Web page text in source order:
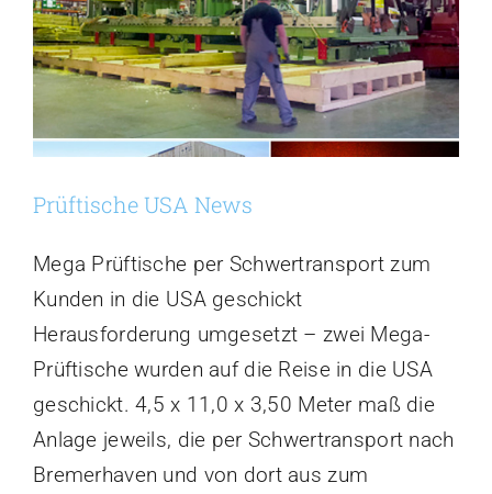
Prüftische USA News
Mega Prüftische per Schwertransport zum
Kunden in die USA geschickt
Herausforderung umgesetzt – zwei Mega-
Prüftische wurden auf die Reise in die USA
geschickt. 4,5 x 11,0 x 3,50 Meter maß die
Anlage jeweils, die per Schwertransport nach
Bremerhaven und von dort aus zum